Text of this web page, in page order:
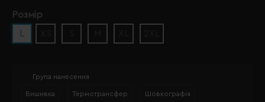
Розмір
Група нанесення
Вишивка Термотрансфер Шовкографія